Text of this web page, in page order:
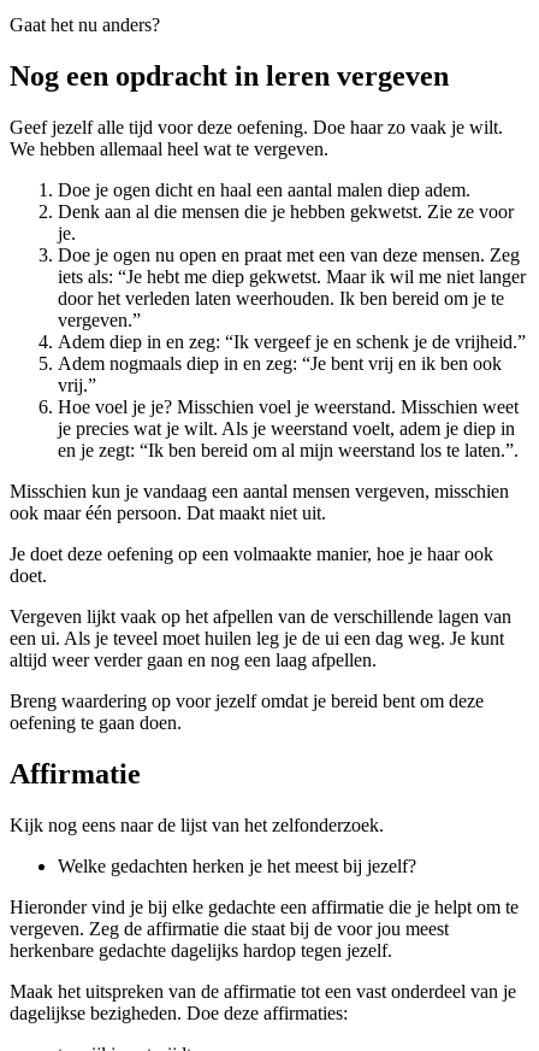
Gaat het nu anders?
Nog een opdracht in leren vergeven
Geef jezelf alle tijd voor deze oefening. Doe haar zo vaak je wilt.
We hebben allemaal heel wat te vergeven.
Doe je ogen dicht en haal een aantal malen diep adem.
Denk aan al die mensen die je hebben gekwetst. Zie ze voor
je.
Doe je ogen nu open en praat met een van deze mensen. Zeg
iets als: “Je hebt me diep gekwetst. Maar ik wil me niet langer
door het verleden laten weerhouden. Ik ben bereid om je te
vergeven.”
Adem diep in en zeg: “Ik vergeef je en schenk je de vrijheid.”
Adem nogmaals diep in en zeg: “Je bent vrij en ik ben ook
vrij.”
Hoe voel je je? Misschien voel je weerstand. Misschien weet
je precies wat je wilt. Als je weerstand voelt, adem je diep in
en je zegt: “Ik ben bereid om al mijn weerstand los te laten.”.
Misschien kun je vandaag een aantal mensen vergeven, misschien
ook maar één persoon. Dat maakt niet uit.
Je doet deze oefening op een volmaakte manier, hoe je haar ook
doet.
Vergeven lijkt vaak op het afpellen van de verschillende lagen van
een ui. Als je teveel moet huilen leg je de ui een dag weg. Je kunt
altijd weer verder gaan en nog een laag afpellen.
Breng waardering op voor jezelf omdat je bereid bent om deze
oefening te gaan doen.
Affirmatie
Kijk nog eens naar de lijst van het zelfonderzoek.
Welke gedachten herken je het meest bij jezelf?
Hieronder vind je bij elke gedachte een affirmatie die je helpt om te
vergeven. Zeg de affirmatie die staat bij de voor jou meest
herkenbare gedachte dagelijks hardop tegen jezelf.
Maak het uitspreken van de affirmatie tot een vast onderdeel van je
dagelijkse bezigheden. Doe deze affirmaties: